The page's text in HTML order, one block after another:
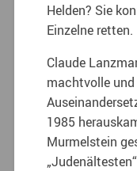
Helden? Sie
Einzelne retten.
Claude
machtvolle
1985
Murmelstein